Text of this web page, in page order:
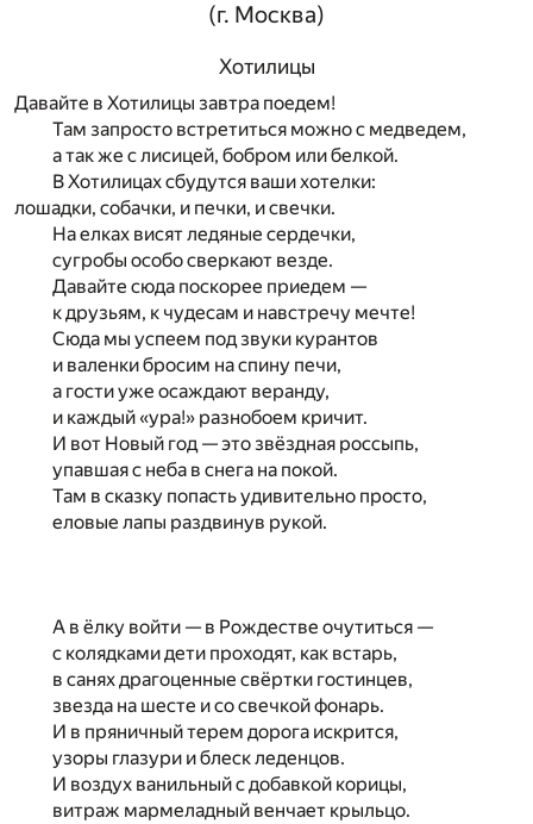
(г. Москва)
Хотилицы
Давайте в Хотилицы завтра поедем!
Там запросто встретиться можно с медведем,
а так же с лисицей, бобром или белкой.
В Хотилицах сбудутся ваши хотелки:
лошадки, собачки, и печки, и свечки.
На елках висят ледяные сердечки,
сугробы особо сверкают везде.
Давайте сюда поскорее приедем —
к друзьям, к чудесам и навстречу мечте!
Сюда мы успеем под звуки курантов
и валенки бросим на спину печи,
а гости уже осаждают веранду,
и каждый «ура!» разнобоем кричит.
И вот Новый год — это звёздная россыпь,
упавшая с неба в снега на покой.
Там в сказку попасть удивительно просто,
еловые лапы раздвинув рукой.
А в ёлку войти — в Рождестве очутиться —
с колядками дети проходят, как встарь,
в санях драгоценные свёртки гостинцев,
звезда на шесте и со свечкой фонарь.
И в пряничный терем дорога искрится,
узоры глазури и блеск леденцов.
И воздух ванильный с добавкой корицы,
витраж мармеладный венчает крыльцо.